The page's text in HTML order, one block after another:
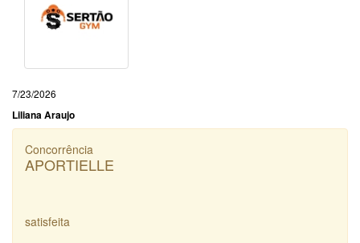
7/23/2026
Liliana Araujo
Concorrência
APORTIELLE
satisfeita